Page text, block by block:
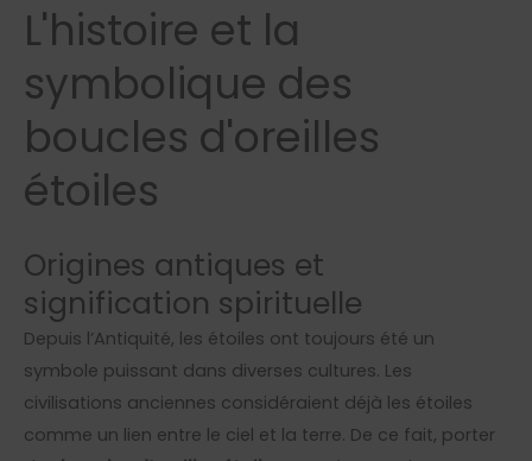
L'histoire et la
symbolique des
boucles d'oreilles
étoiles
Origines antiques et
signification spirituelle
Depuis l’Antiquité, les étoiles ont toujours été un
symbole puissant dans diverses cultures. Les
civilisations anciennes considéraient déjà les étoiles
comme un lien entre le ciel et la terre. De ce fait, porter